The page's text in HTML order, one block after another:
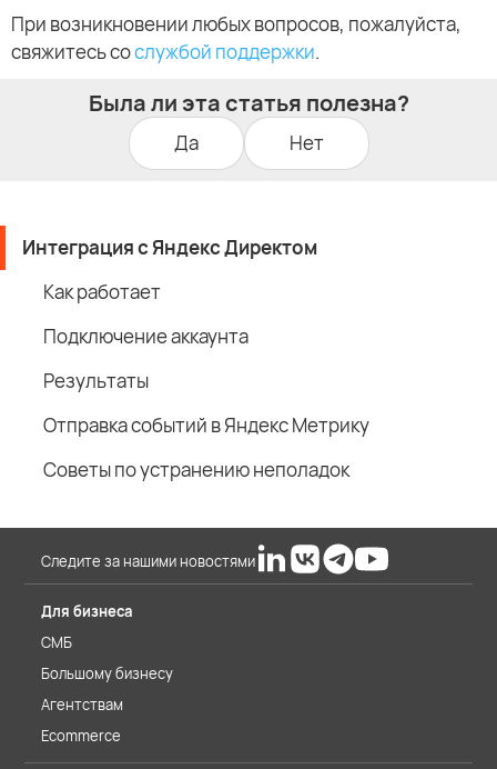
При возникновении любых вопросов, пожалуйста,
свяжитесь сослужбой поддержки.
Была ли эта статья полезна?
Да Нет
Интеграция с Яндекс Директом
Как работает
Подключение аккаунта
Результаты
Отправка событий в Яндекс Метрику
Советы по устранению неполадок
Следите за нашими новостями
Для бизнеса
СМБ
Большому бизнесу
Агентствам
Ecommerce